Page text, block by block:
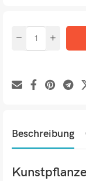
Beschreibung